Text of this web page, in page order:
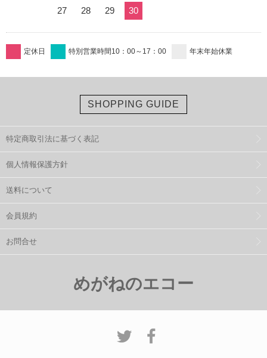
27 28 29 30
定休日 特別営業時間10：00～17：00 年末年始休業
SHOPPING GUIDE
特定商取引法に基づく表記
個人情報保護方針
送料について
会員規約
お問合せ
めがねのエコー